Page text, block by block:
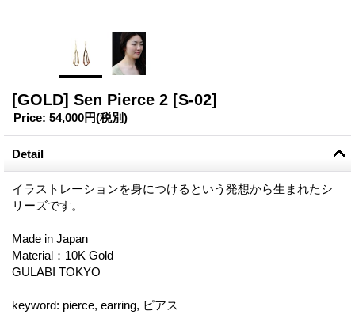
[GOLD] Sen Pierce 2 [S-02]
Price: 54,000円(税別)
Detail
イラストレーションを身につけるという発想から生まれたシ
リーズです。
Made in Japan
Material：10K Gold
GULABI TOKYO
keyword: pierce, earring, ピアス